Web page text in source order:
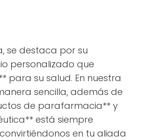
se destaca por su
personalizado que
para su salud. En nuestra
sencilla, además de
de parafarmacia** y
está siempre
en tu aliada